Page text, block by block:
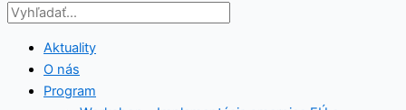
Aktuality
O nás
Program